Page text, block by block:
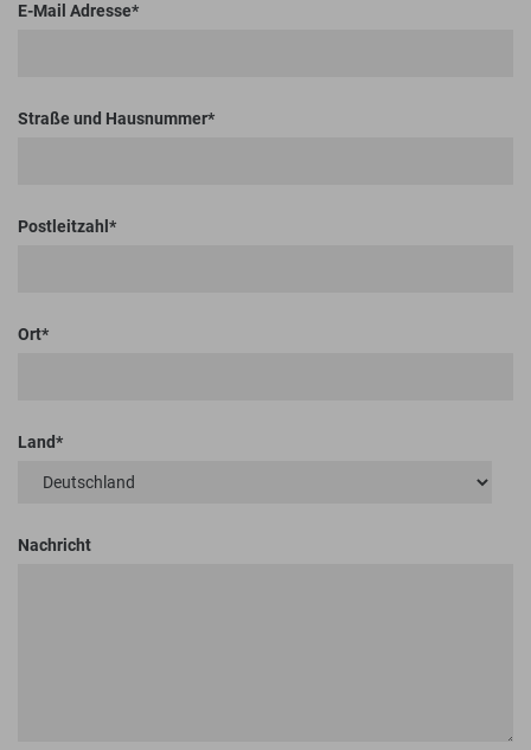
E-Mail Adresse
Straße und Hausnummer
Postleitzahl
Ort
Land
Nachricht